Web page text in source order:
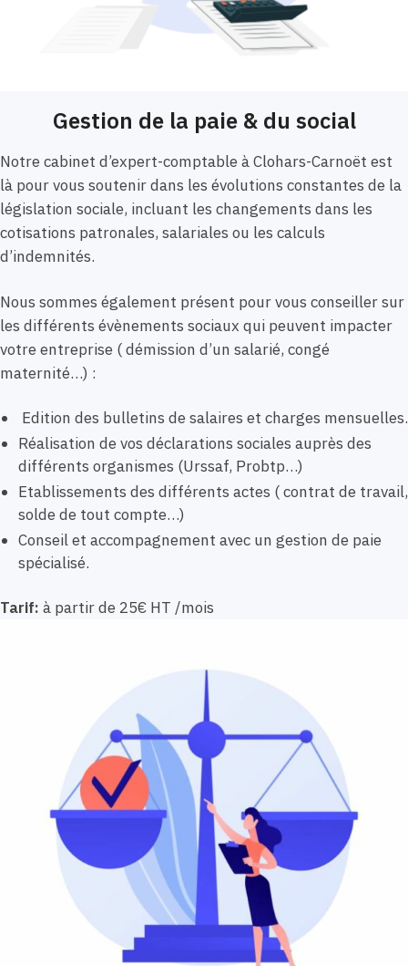
Gestion de la paie & du social
Notre cabinet d’expert-comptable à Clohars-Carnoët est
là pour vous soutenir dans les évolutions constantes de la
législation sociale, incluant les changements dans les
cotisations patronales, salariales ou les calculs
d’indemnités.
Nous sommes également présent pour vous conseiller sur
les différents évènements sociaux qui peuvent impacter
votre entreprise ( démission d’un salarié, congé
maternité…) :
Edition des bulletins de salaires et charges mensuelles.
Réalisation de vos déclarations sociales auprès des
différents organismes (Urssaf, Probtp…)
Etablissements des différents actes ( contrat de travail,
solde de tout compte…)
Conseil et accompagnement avec un gestion de paie
spécialisé.
Tarif: à partir de 25€ HT /mois